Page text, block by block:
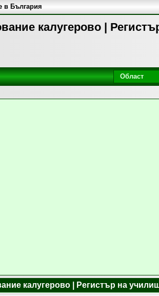
калугерово |
в България
Област
калугерово | Регистър на